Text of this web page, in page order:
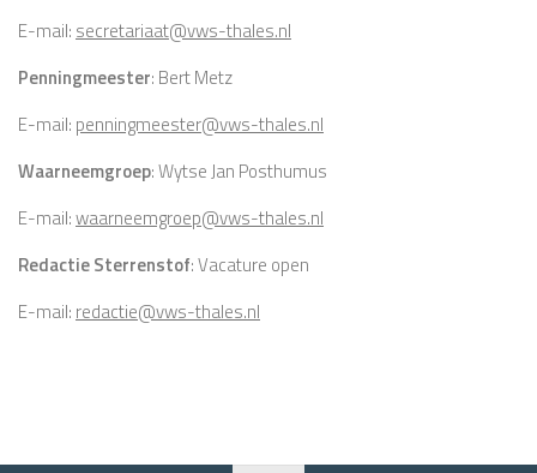
E-mail: secretariaat@vws-thales.nl
Penningmeester: Bert Metz
E-mail: penningmeester@vws-thales.nl
Waarneemgroep: Wytse Jan Posthumus
E-mail:waarneemgroep@vws-thales.nl
Redactie Sterrenstof: Vacature open
E-mail: redactie@vws-thales.nl